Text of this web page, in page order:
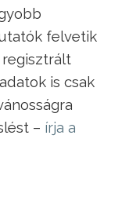
felvetik
is csak
– írja a